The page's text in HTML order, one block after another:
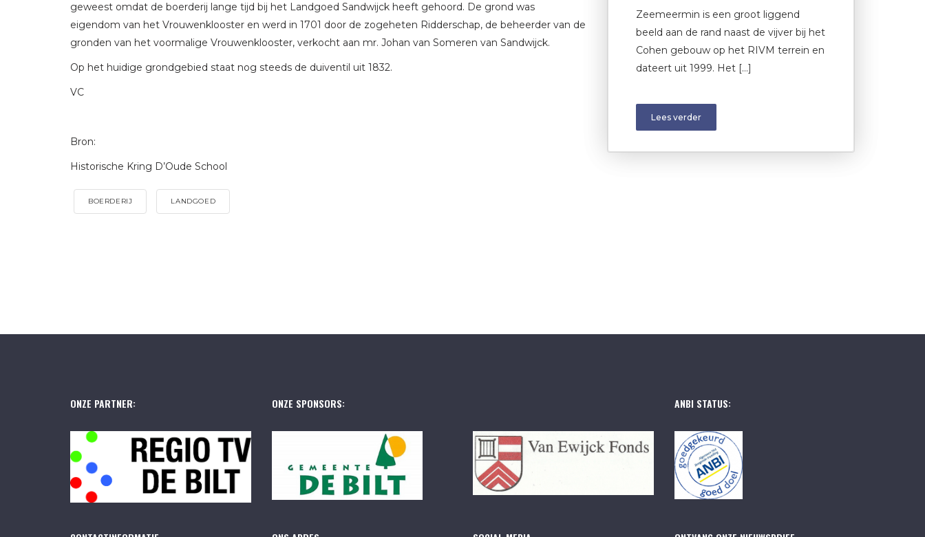
geweest omdat de boerderij lange tijd bij het Landgoed Sandwijck heeft gehoord. De grond was
eigendom van het Vrouwenklooster en werd in 1701 door de zogeheten Ridderschap, de beheerder van de
gronden van het voormalige Vrouwenklooster, verkocht aan mr. Johan van Someren van Sandwijck.
Op het huidige grondgebied staat nog steeds de duiventil uit 1832.
VC
Bron:
Historische Kring D’Oude School
BOERDERIJ LANDGOED
Zeemeermin is een groot liggend
beeld aan de rand naast de vijver bij het
Cohen gebouw op het RIVM terrein en
dateert uit 1999. Het […]
Lees verder
ONZE PARTNER: ONZE SPONSORS: ANBI STATUS: